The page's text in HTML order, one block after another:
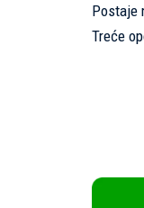
Postaje
Treće